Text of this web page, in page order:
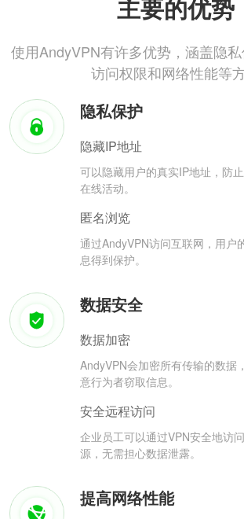
主要的优势
使用AndyVPN有许多优势，涵盖隐私
访问权限和网络性能等
隐私保护
隐藏IP地址
可以隐藏用户的真实IP地址，防
在线活动。
匿名浏览
通过AndyVPN访问互联网，用户
息得到保护。
数据安全
数据加密
AndyVPN会加密所有传输的数据
意行为者窃取信息。
安全远程访问
企业员工可以通过VPN安全地访
源，无需担心数据泄露。
提高网络性能